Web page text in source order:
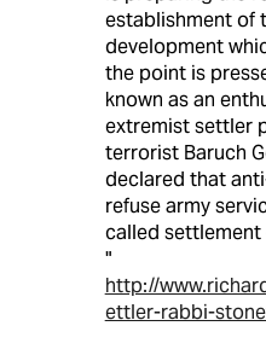
establishment of
development
the point is
known as an
extremist settler
terrorist Baruch
declared that
refuse army
called settlement
"
http://
ettler-rabbi-